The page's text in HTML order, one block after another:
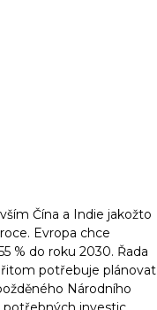
Čína a Indie jakožto
Evropa chce
% do roku 2030. Řada
potřebuje plánovat
Národního